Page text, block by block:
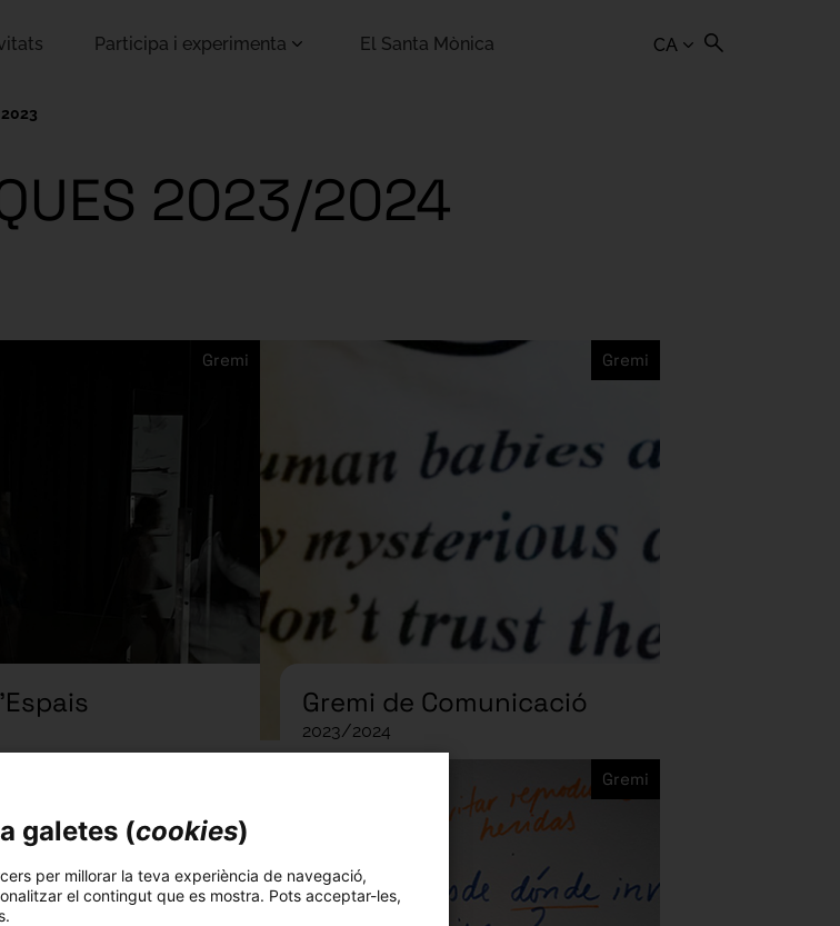
CA
Participa i experimenta El Santa Mònica
2023
2023/2024
Gremi Gremi
Gremi de Comunicació
2023/2024
Gremi
galetes (cookies)
per millorar la teva experiència de navegació,
el contingut que es mostra. Pots acceptar-les,